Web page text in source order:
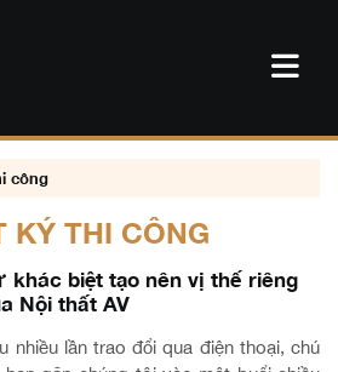
công
KÝ THI CÔNG
khác biệt tạo nên vị thế riêng
Nội thất AV
nhiều lần trao đổi qua điện thoại, chú